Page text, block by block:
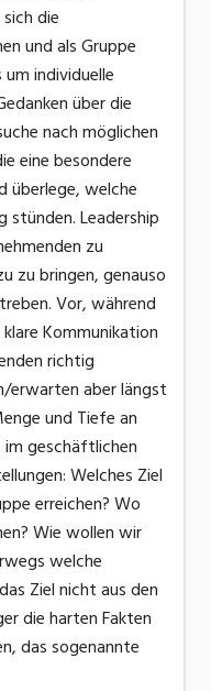
die
und als Gruppe
individuelle
über die
nach möglichen
eine besondere
überlege, welche
Leadership
zu
zu bringen, genauso
Vor, während
Kommunikation
richtig
erwarten aber längst
und Tiefe an
geschäftlichen
Welches Ziel
erreichen? Wo
Wie wollen wir
welche
Ziel nicht aus den
die harten Fakten
das sogenannte